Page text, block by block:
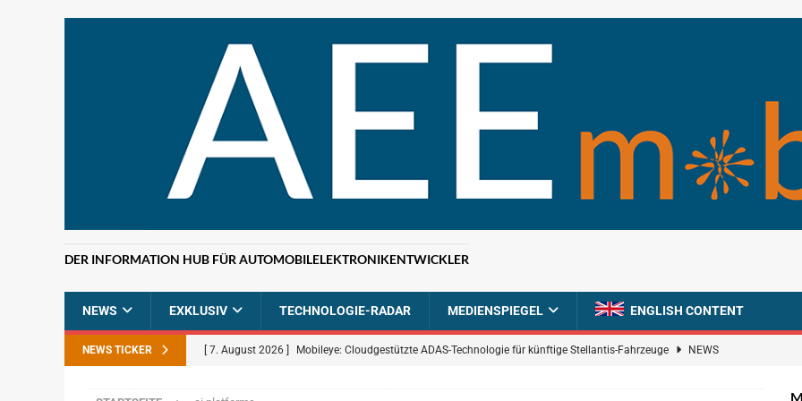
DER INFORMATION HUB FÜR AUTOMOBILELEKTRONIKENTWICKLER
NEWS EXKLUSIV TECHNOLOGIE-RADAR MEDIENSPIEGEL ENGLISH CONTENT
NEWS TICKER [ 7. August 2026 ] Mobileye: Cloudgestützte ADAS-Technologie für künftige Stellantis-Fahrzeuge NEWS